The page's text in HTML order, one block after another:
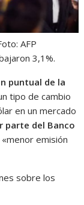
AFP
3,1%.
puntual de la
tipo de cambio
en un mercado
parte del Banco
emisión
sobre los